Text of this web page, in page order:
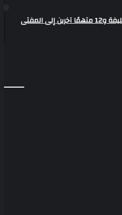
إحالة أوراق المذيعة سارة خليفة و12 متهمًا آخرين إلى المفتى